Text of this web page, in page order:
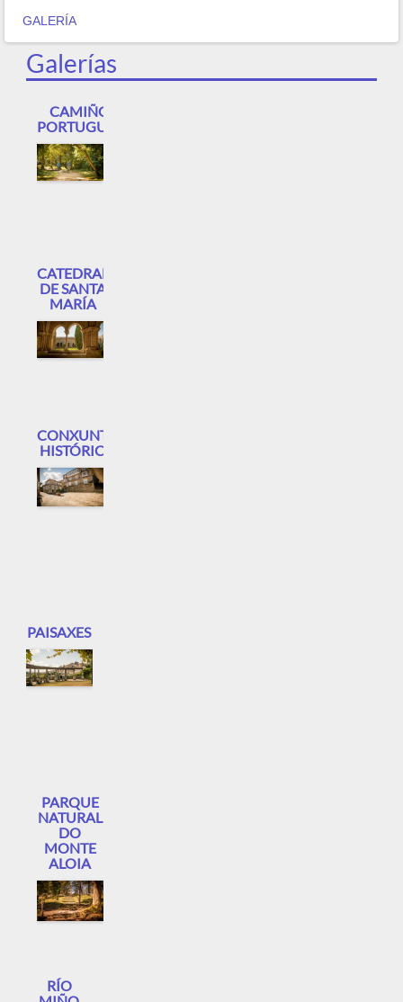
GALERÍA
Galerías
CAMIÑO
PORTUGUÉS
CATEDRAL
DE SANTA
MARÍA
CONXUNTO
HISTÓRICO
PAISAXES
PARQUE
NATURAL
DO
MONTE
ALOIA
RÍO